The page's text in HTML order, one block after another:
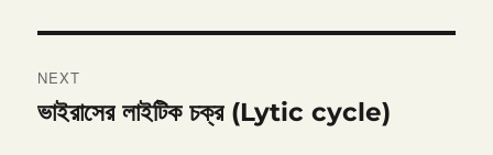
NEXT
Next
ভাইরাসের লাইটিক চক্র (Lytic cycle)